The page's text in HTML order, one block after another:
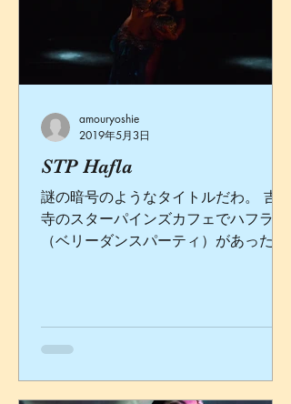
STP Hafla
謎の暗号のようなタイトルだわ。 吉祥
寺のスターパインズカフェでハフラ
（ベリーダンスパーティ）があったと
んでいただきました。 ...
amouryoshie
2019年5月3日